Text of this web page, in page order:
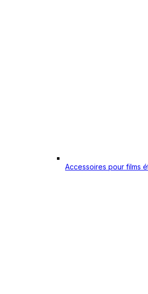
Accessoires pour films